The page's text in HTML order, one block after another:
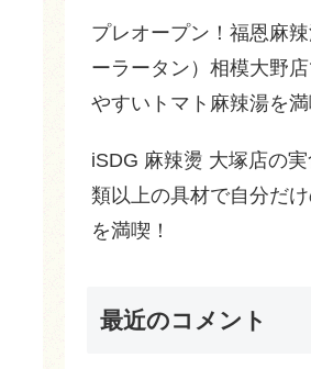
プレオープン！福恩麻
ーラータン）相模大野
やすいトマト麻辣湯を
iSDG 麻辣燙 大塚店の
類以上の具材で自分だ
を満喫！
最近のコメント